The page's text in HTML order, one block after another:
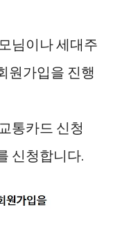
님이나 세대주
원가입을 진행
통카드 신청
신청합니다.